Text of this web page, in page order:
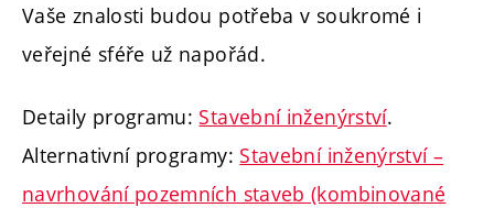
Vaše znalosti budou potřeba v soukromé i
veřejné sféře už napořád.
Detaily programu: Stavební inženýrství.
Alternativní programy: Stavební inženýrství –
navrhování pozemních staveb (kombinované